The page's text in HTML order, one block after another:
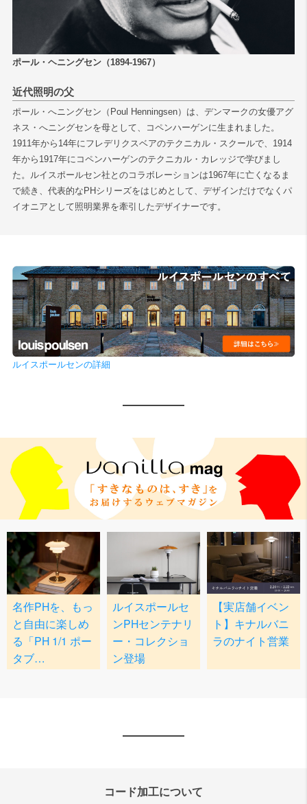
ポール・ヘニングセン（1894-1967）
近代照明の父
ポール・へニングセン（Poul Henningsen）は、デンマークの女優アグ
ネス・へニングセンを母として、コペンハーゲンに生まれました。
1911年から14年にフレデリクスベアのテクニカル・スクールで、1914
年から1917年にコペンハーゲンのテクニカル・カレッジで学びまし
た。ルイスポールセン社とのコラボレーションは1967年に亡くなるま
で続き、代表的なPHシリーズをはじめとして、デザインだけでなくパ
イオニアとして照明業界を牽引したデザイナーです。
ルイスポールセンの詳細
コード加工について